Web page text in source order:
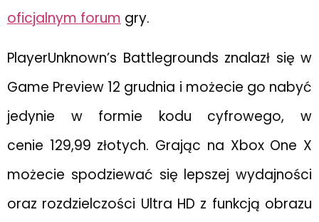
oficjalnym forum gry.
PlayerUnknown’s Battlegrounds znalazł się w
Game Preview 12 grudnia i możecie go nabyć
jedynie w formie kodu cyfrowego, w
cenie 129,99 złotych. Grając na Xbox One X
możecie spodziewać się lepszej wydajności
oraz rozdzielczości Ultra HD z funkcją obrazu